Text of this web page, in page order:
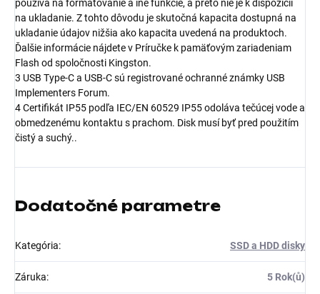
používa na formátovanie a iné funkcie, a preto nie je k dispozícii
na ukladanie. Z tohto dôvodu je skutočná kapacita dostupná na
ukladanie údajov nižšia ako kapacita uvedená na produktoch.
Ďalšie informácie nájdete v Príručke k pamäťovým zariadeniam
Flash od spoločnosti Kingston.
3 USB Type-C a USB-C sú registrované ochranné známky USB
Implementers Forum.
4 Certifikát IP55 podľa IEC/EN 60529 IP55 odoláva tečúcej vode a
obmedzenému kontaktu s prachom. Disk musí byť pred použitím
čistý a suchý..
Dodatočné parametre
Kategória: SSD a HDD disky
Záruka: 5 Rok(ů)